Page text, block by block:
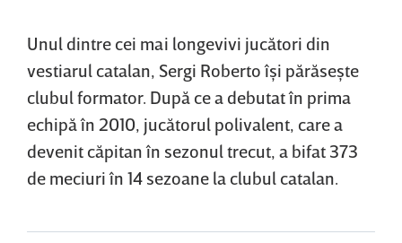
Unul dintre cei mai longevivi jucători din
vestiarul catalan, Sergi Roberto îşi părăseşte
clubul formator. După ce a debutat în prima
echipă în 2010, jucătorul polivalent, care a
devenit căpitan în sezonul trecut, a bifat 373
de meciuri în 14 sezoane la clubul catalan.